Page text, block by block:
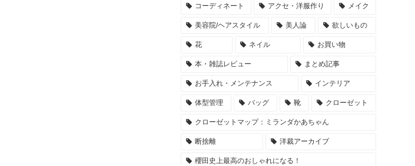
コーディネート アクセ・洋服作り メイク
美容院/ヘアスタイル 美人論 欲しいもの
花 ネイル お買い物
本・雑誌レビュー まとめ記事
お手入れ・メンテナンス インテリア
体型管理 バッグ 靴 クローゼット
クローゼットマップ：ミランダかあちゃん
断捨離 洋裁アーカイブ
櫻田史上最高のおしゃれになる！